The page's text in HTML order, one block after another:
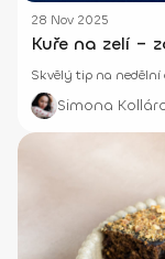
28 Nov 2025
Kuře na zelí –
Skvělý tip na nedělní
Simona